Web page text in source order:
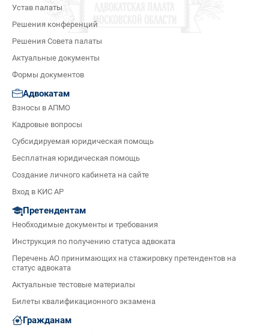
Устав палаты
Решения конференций
Решения Совета палаты
Актуальные документы
Формы документов
Адвокатам
Взносы в АПМО
Кадровые вопросы
Субсидируемая юридическая помощь
Бесплатная юридическая помощь
Создание личного кабинета на сайте
Вход в КИС АР
Претендентам
Необходимые документы и требования
Инструкция по получению статуса адвоката
Перечень АО принимающих на стажировку претендентов на
статус адвоката
Актуальные тестовые материалы
Билеты квалификационного экзамена
Гражданам